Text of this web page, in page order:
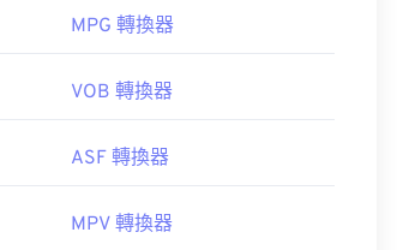
MPG 轉換器
VOB 轉換器
ASF 轉換器
MPV 轉換器